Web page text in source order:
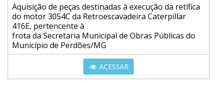
Aquisição de peças destinadas à execução da retífica
do motor 3054C da Retroescavadeira Caterpillar
416E, pertencente à
frota da Secretaria Municipal de Obras Públicas do
Município de Perdões/MG
ACESSAR